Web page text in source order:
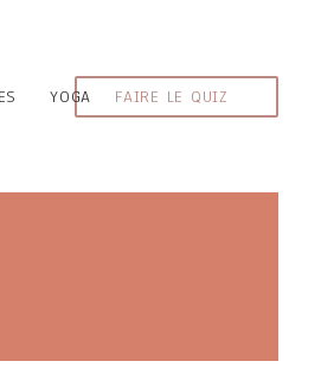
FAIRE LE QUIZ
YOGA